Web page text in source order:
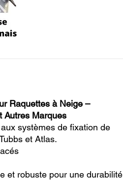
Raquettes à Neige –
Autres Marques
systèmes de fixation de
et Atlas.
et robuste pour une durabilité